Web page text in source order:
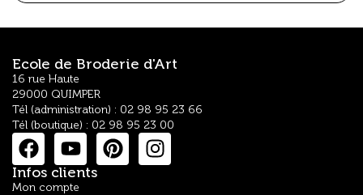
Ecole de Broderie d'Art
16 rue Haute
29000 QUIMPER
Tél (administration) : 02 98 95 23 66
Tél (boutique) : 02 98 95 23 00
Infos clients
Mon compte